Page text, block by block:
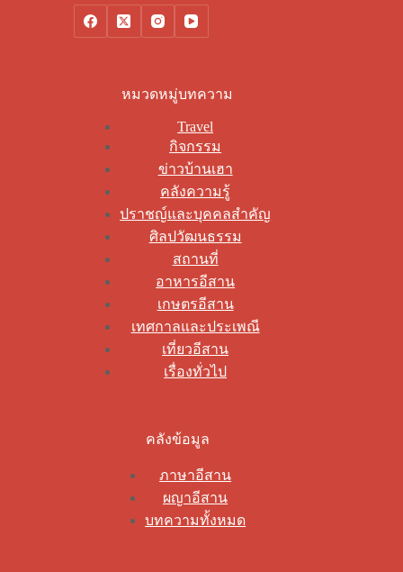
หมวดหมู่บทความ
Travel
กิจกรรม
ข่าวบ้านเฮา
คลังความรู้
ปราชญ์และบุคคลสำคัญ
ศิลปวัฒนธรรม
สถานที่
อาหารอีสาน
เกษตรอีสาน
เทศกาลและประเพณี
เที่ยวอีสาน
เรื่องทั่วไป
คลังข้อมูล
ภาษาอีสาน
ผญาอีสาน
บทความทั้งหมด